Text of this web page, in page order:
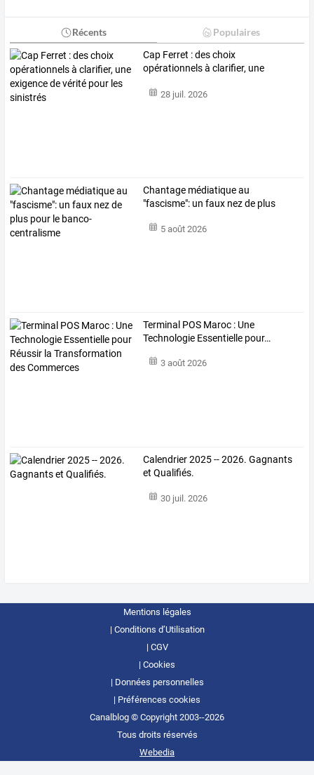
Récents Populaires
Cap Ferret :deschoix
opérationnelsà clarifier, une
28 juil. 2026
Chantage médiatiqueau
"fascisme": un faux nezde plus
5 août 2026
Terminal POS Maroc : Une
Technologie Essentielle pour…
3 août 2026
Calendrier 2025 -- 2026. Gagnants
et Qualifiés.
30 juil. 2026
Mentions légales
Conditions d’Utilisation
CGV
Cookies
Données personnelles
Préférences cookies
Canalblog © Copyright 2003--2026
Tous droits réservés
Webedia